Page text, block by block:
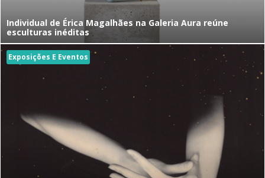
Individual de Érica Magalhães na Galeria Aura reúne
esculturas inéditas
Exposições E Eventos